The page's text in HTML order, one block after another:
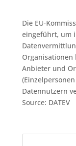
Die EU-
eingeführt, um
Anbieter und
Datennutzern
Source: DATEV